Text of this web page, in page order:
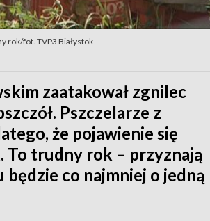
rok/fot. TVP3 Białystok
zaatakował zgnilec
Pszczelarze z
że pojawienie się
To trudny rok – przyznają
co najmniej o jedną